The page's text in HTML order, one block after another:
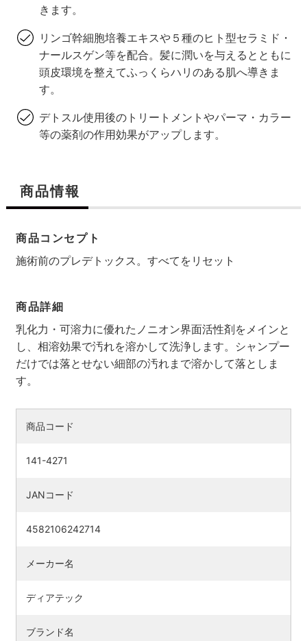
きます。
リンゴ幹細胞培養エキスや５種のヒト型セラミド・
ナールスゲン等を配合。髪に潤いを与えるとともに
頭皮環境を整えてふっくらハリのある肌へ導きま
す。
デトスル使用後のトリートメントやパーマ・カラー
等の薬剤の作用効果がアップします。
商品情報
商品コンセプト
施術前のプレデトックス。すべてをリセット
商品詳細
乳化力・可溶力に優れたノニオン界面活性剤をメインと
し、相溶効果で汚れを溶かして洗浄します。シャンプー
だけでは落とせない細部の汚れまで溶かして落としま
す。
商品コード
141-4271
JANコード
4582106242714
メーカー名
ディアテック
ブランド名